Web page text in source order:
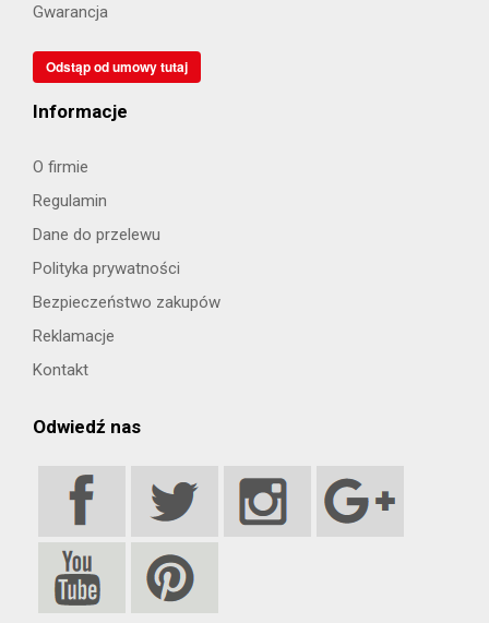
Gwarancja
Odstąp od umowy tutaj
Informacje
O firmie
Regulamin
Dane do przelewu
Polityka prywatności
Bezpieczeństwo zakupów
Reklamacje
Kontakt
Odwiedź nas